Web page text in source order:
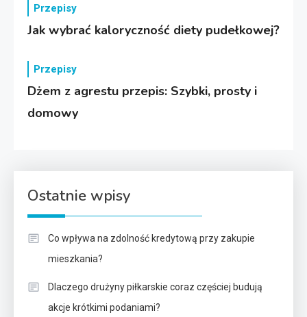
Przepisy
Jak wybrać kaloryczność diety pudełkowej?
Przepisy
Dżem z agrestu przepis: Szybki, prosty i
domowy
Ostatnie wpisy
Co wpływa na zdolność kredytową przy zakupie
mieszkania?
Dlaczego drużyny piłkarskie coraz częściej budują
akcje krótkimi podaniami?